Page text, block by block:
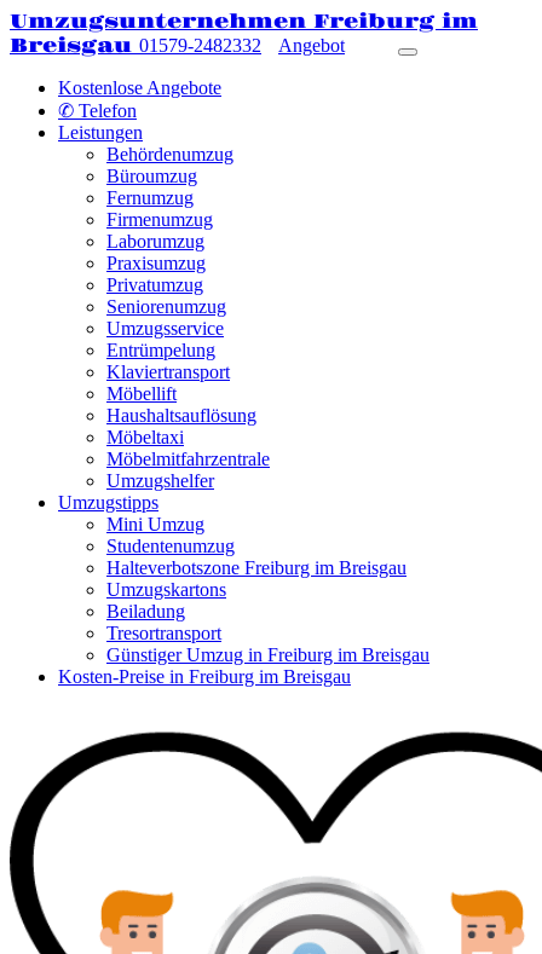
Umzugsunternehmen Freiburg im
Breisgau 01579-2482332 Angebot
Kostenlose Angebote
✆ Telefon
Leistungen
Behördenumzug
Büroumzug
Fernumzug
Firmenumzug
Laborumzug
Praxisumzug
Privatumzug
Seniorenumzug
Umzugsservice
Entrümpelung
Klaviertransport
Möbellift
Haushaltsauflösung
Möbeltaxi
Möbelmitfahrzentrale
Umzugshelfer
Umzugstipps
Mini Umzug
Studentenumzug
Halteverbotszone Freiburg im Breisgau
Umzugskartons
Beiladung
Tresortransport
Günstiger Umzug in Freiburg im Breisgau
Kosten-Preise in Freiburg im Breisgau